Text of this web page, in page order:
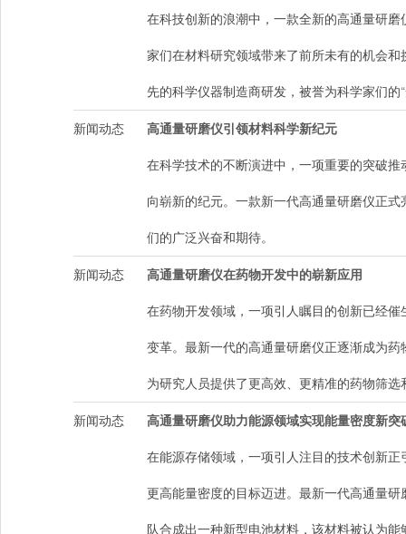
在科技创新的浪潮中，一款全新的高通量研磨
家们在材料研究领域带来了前所未有的机会和
先的科学仪器制造商研发，被誉为科学家们的
新闻动态 高通量研磨仪引领材料科学新纪元
在科学技术的不断演进中，一项重要的突破推
向崭新的纪元。一款新一代高通量研磨仪正
们的广泛兴奋和期待。
新闻动态 高通量研磨仪在药物开发中的崭新应用
在药物开发领域，一项引人瞩目的创新已经催
变革。最新一代的高通量研磨仪正逐渐成为药
为研究人员提供了更高效、更精准的药物筛选
新闻动态 高通量研磨仪助力能源领域实现能量密度新突
在能源存储领域，一项引人注目的技术创新正
更高能量密度的目标迈进。最新一代高通量研
队合成出一种新型电池材料，该材料被认为